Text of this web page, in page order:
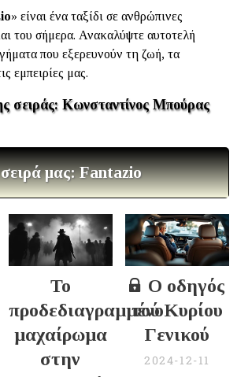
» είναι ένα ταξίδι σε ανθρώπινες
του σήμερα. Ανακαλύψτε αυτοτελή
που εξερευνούν τη ζωή, τα
εμπειρίες μας.
σειράς: Κωνσταντίνος Μπούρας
σειρά μας: Fantazio
Το
προδεδιαγραμμένο
μαχαίρωμα
στην
Ο οδηγός
τού Κυρίου
Γενικού
2024-12-11